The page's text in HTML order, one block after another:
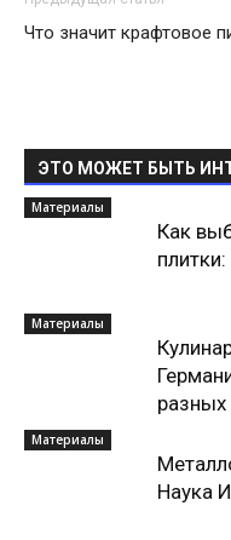
Что значит крафтовое
ЭТО МОЖЕТ БЫТЬ
Материалы
Как
Материалы
разных
Материалы
Наука